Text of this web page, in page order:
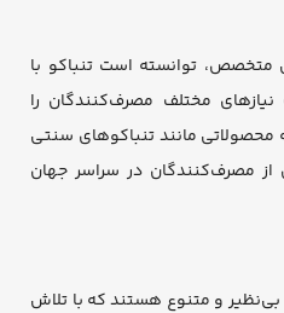
متخصص، توانسته است تنباکو با
مختلف مصرف‌کنندگان را
مانند تنباکوهای سنتی
از مصرف‌کنندگان در سراسر جهان
بی‌نظیر و متنوع هستند که با تلاش